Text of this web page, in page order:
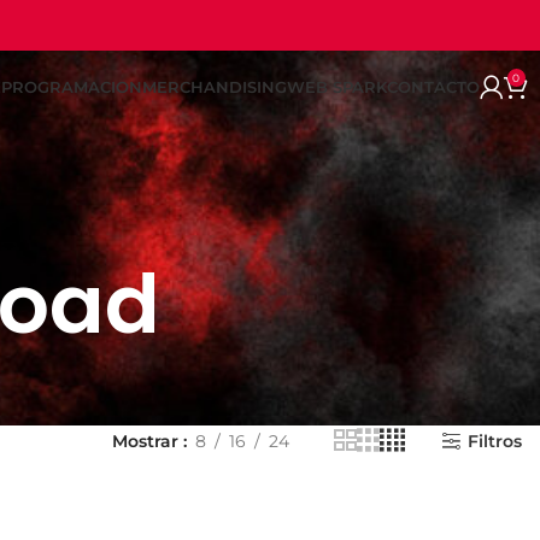
MERCHANDISINGWEB SPARK CONTACTO 0
Mostrar 8 16 24 Filtros